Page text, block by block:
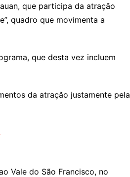
que participa da atração
quadro que movimenta a
que desta vez incluem
da atração justamente pela
Vale do São Francisco, no